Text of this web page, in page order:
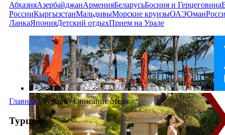
АбхазияАзербайджанАрменияБеларусьБосния и Герцеговина
РоссииКыргызстанМальдивыМорские круизыОАЭОман
ЛанкаЯпонияДетский отдыхПрием на Урале
Главная /Турция/Описание отеля
Турция